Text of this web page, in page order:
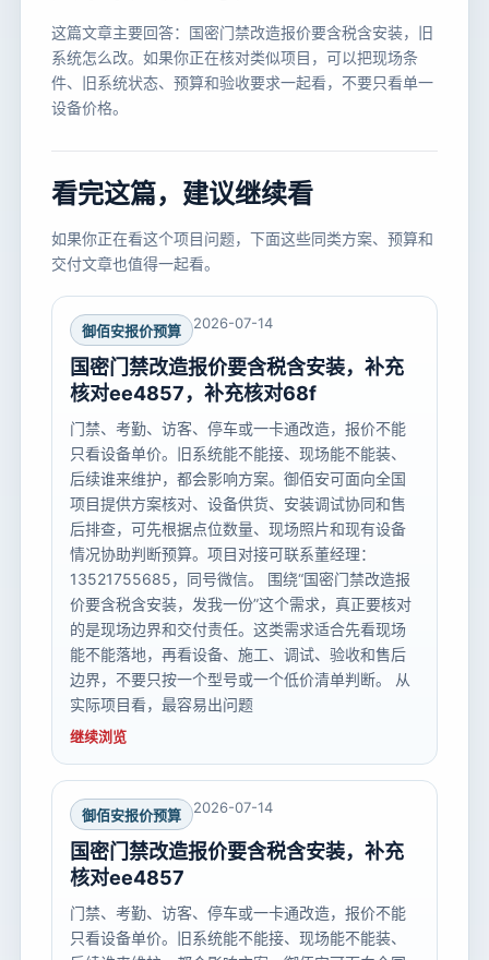
这篇文章主要回答：国密门禁改造报价要含税含安装，旧
系统怎么改。如果你正在核对类似项目，可以把现场条
件、旧系统状态、预算和验收要求一起看，不要只看单一
设备价格。
看完这篇，建议继续看
如果你正在看这个项目问题，下面这些同类方案、预算和
交付文章也值得一起看。
御佰安报价预算 2026-07-14
国密门禁改造报价要含税含安装，补充
核对ee4857，补充核对68f
门禁、考勤、访客、停车或一卡通改造，报价不能
只看设备单价。旧系统能不能接、现场能不能装、
后续谁来维护，都会影响方案。御佰安可面向全国
项目提供方案核对、设备供货、安装调试协同和售
后排查，可先根据点位数量、现场照片和现有设备
情况协助判断预算。项目对接可联系董经理：
13521755685，同号微信。 围绕“国密门禁改造报
价要含税含安装，发我一份”这个需求，真正要核对
的是现场边界和交付责任。这类需求适合先看现场
能不能落地，再看设备、施工、调试、验收和售后
边界，不要只按一个型号或一个低价清单判断。 从
实际项目看，最容易出问题
继续浏览
御佰安报价预算 2026-07-14
国密门禁改造报价要含税含安装，补充
核对ee4857
门禁、考勤、访客、停车或一卡通改造，报价不能
只看设备单价。旧系统能不能接、现场能不能装、